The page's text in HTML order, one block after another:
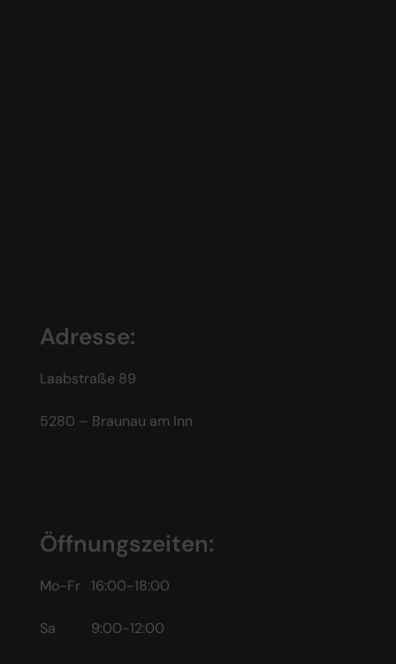
Adresse:
Laabstraße 89
5280 – Braunau am Inn
Öffnungszeiten:
Mo-Fr 16:00-18:00
Sa 9:00-12:00